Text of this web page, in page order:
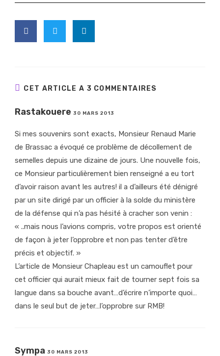
CET ARTICLE A 3 COMMENTAIRES
Rastakouere 30 MARS 2013
Si mes souvenirs sont exacts, Monsieur Renaud Marie
de Brassac a évoqué ce problème de décollement de
semelles depuis une dizaine de jours. Une nouvelle fois,
ce Monsieur particulièrement bien renseigné a eu tort
d’avoir raison avant les autres! il a d’ailleurs été dénigré
par un site dirigé par un officier à la solde du ministère
de la défense qui n’a pas hésité à cracher son venin :
« ..mais nous l’avions compris, votre propos est orienté
de façon à jeter l’opprobre et non pas tenter d’être
précis et objectif. »
L’article de Monsieur Chapleau est un camouflet pour
cet officier qui aurait mieux fait de tourner sept fois sa
langue dans sa bouche avant…d’écrire n’importe quoi…
dans le seul but de jeter…l’opprobre sur RMB!
Sympa 30 MARS 2013